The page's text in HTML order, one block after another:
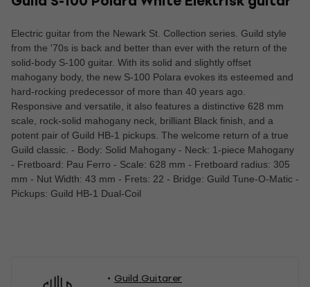
Electric guitar from the Newark St. Collection series. Guild style
from the '70s is back and better than ever with the return of the
solid-body S-100 guitar. With its solid and slightly offset
mahogany body, the new S-100 Polara evokes its esteemed and
hard-rocking predecessor of more than 40 years ago.
Responsive and versatile, it also features a distinctive 628 mm
scale, rock-solid mahogany neck, brilliant Black finish, and a
potent pair of Guild HB-1 pickups. The welcome return of a true
Guild classic. - Body: Solid Mahogany - Neck: 1-piece Mahogany
- Fretboard: Pau Ferro - Scale: 628 mm - Fretboard radius: 305
mm - Nut Width: 43 mm - Frets: 22 - Bridge: Guild Tune-O-Matic -
Pickups: Guild HB-1 Dual-Coil
Guild Guitarer